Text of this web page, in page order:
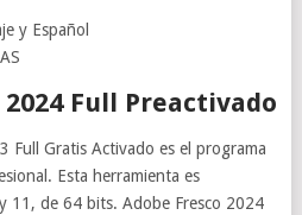
y Español
2024 Full Preactivado
Full Gratis Activado es el programa
Esta herramienta es
11, de 64 bits. Adobe Fresco 2024